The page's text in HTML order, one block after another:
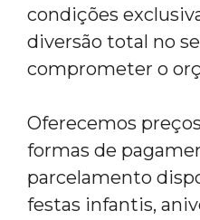
condições
diversão total no
comprometer o
Oferecemos
formas de
parcelamento
festas infantis,